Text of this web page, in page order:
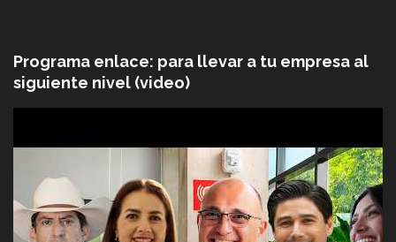
Programa enlace: para llevar a tu empresa al
siguiente nivel (video)